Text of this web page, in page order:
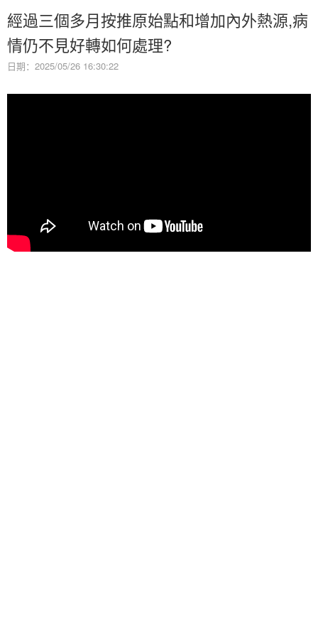
經過三個多月按推原始點和增加內外熱源,病
情仍不見好轉如何處理?
日期：2025/05/26 16:30:22